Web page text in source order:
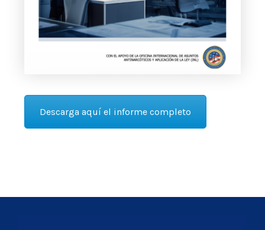
Descarga aquí el informe completo